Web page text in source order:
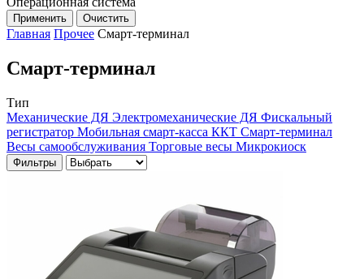
Применить Очистить
Главная Прочее Смарт-терминал
Смарт-терминал
Тип
Механические ДЯ Электромеханические ДЯ Фискальный
регистратор Мобильная смарт-касса ККТ Смарт-терминал
Весы самообслуживания Торговые весы Микрокиоск
Фильтры